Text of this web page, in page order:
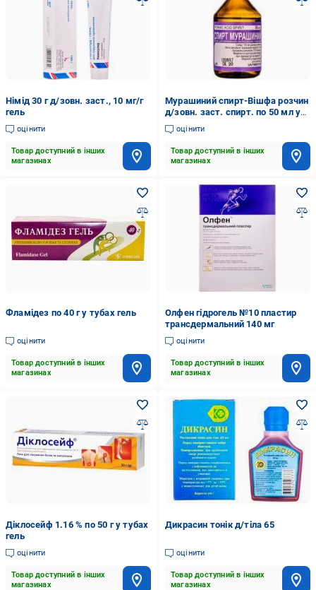
Німід 30 г д/зовн. заст., 10 мг/г
гель
оцінити
Товар доступний в інших
магазинах
Мурашиний спирт-Вішфа розчин
д/зовн. заст. спирт. по 50 мл у
флак. розчин 50
оцінити
Товар доступний в інших
магазинах
Фламідез по 40 г у тубах гель
оцінити
Товар доступний в інших
магазинах
Олфен гідрогель №10 пластир
трансдермальний 140 мг
оцінити
Товар доступний в інших
магазинах
Діклосейф 1.16 % по 50 г у тубах
гель
оцінити
Товар доступний в інших
магазинах
Дикрасин тонік д/тіла 65
оцінити
Товар доступний в інших
магазинах